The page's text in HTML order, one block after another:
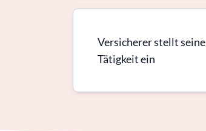
Versicherer stellt seine
Tätigkeit ein